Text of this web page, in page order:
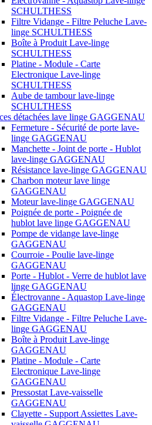
SCHULTHESS
Filtre Vidange - Filtre Peluche Lave-
linge SCHULTHESS
Boîte à Produit Lave-linge
SCHULTHESS
Platine - Module - Carte
Electronique Lave-linge
SCHULTHESS
Aube de tambour lave-linge
SCHULTHESS
détachées lave linge GAGGENAU
Fermeture - Sécurité de porte lave-
linge GAGGENAU
Manchette - Joint de porte - Hublot
lave-linge GAGGENAU
Résistance lave-linge GAGGENAU
Charbon moteur lave linge
GAGGENAU
Moteur lave-linge GAGGENAU
Poignée de porte - Poignée de
hublot lave linge GAGGENAU
Pompe de vidange lave-linge
GAGGENAU
Courroie - Poulie lave-linge
GAGGENAU
Porte - Hublot - Verre de hublot lave
linge GAGGENAU
Électrovanne - Aquastop Lave-linge
GAGGENAU
Filtre Vidange - Filtre Peluche Lave-
linge GAGGENAU
Boîte à Produit Lave-linge
GAGGENAU
Platine - Module - Carte
Electronique Lave-linge
GAGGENAU
Pressostat Lave-vaisselle
GAGGENAU
Clayette - Support Assiettes Lave-